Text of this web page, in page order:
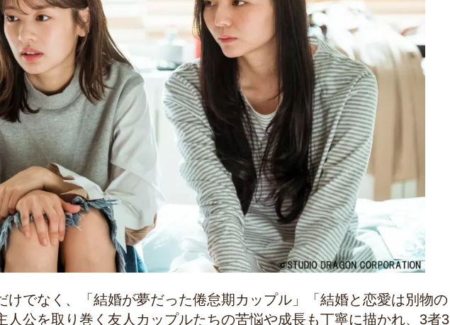
けでなく、「結婚が夢だった倦怠期カップル」「結婚と恋愛は別物の
人公を取り巻く友人カップルたちの苦悩や成長も丁寧に描かれ、3者3